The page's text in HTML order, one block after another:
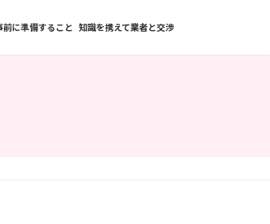
前に準備すること 知識を携えて業者と交渉